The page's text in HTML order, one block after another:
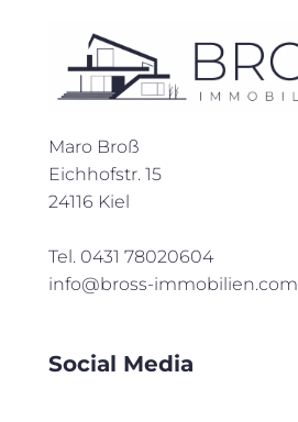
Maro Broß
Eichhofstr. 15
24116 Kiel
Tel. 0431 78020604
info@bross-immobilien.com
Social Media